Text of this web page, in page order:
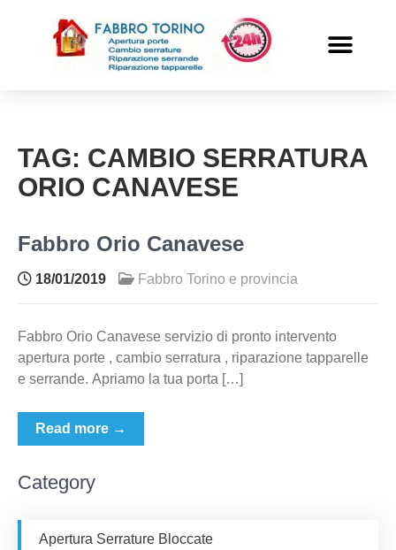
TAG: CAMBIO SERRATURA
ORIO CANAVESE
Fabbro Orio Canavese
18/01/2019 Fabbro Torino e provincia
Fabbro Orio Canavese servizio di pronto intervento
apertura porte , cambio serratura , riparazione tapparelle
e serrande. Apriamo la tua porta […]
Read more →
Category
Apertura Serrature Bloccate